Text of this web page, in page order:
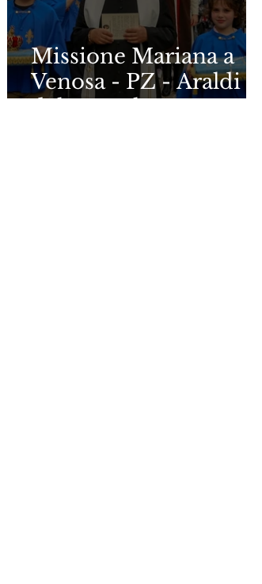
Missione Mariana a
Venosa - PZ - Araldi
del Vangelo